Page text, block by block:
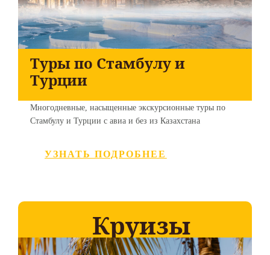
Туры по Стамбулу и
Турции
Многодневные, насыщенные экскурсионные туры по
Стамбулу и Турции с авиа и без из Казахстана
УЗНАТЬ ПОДРОБНЕЕ
Круизы